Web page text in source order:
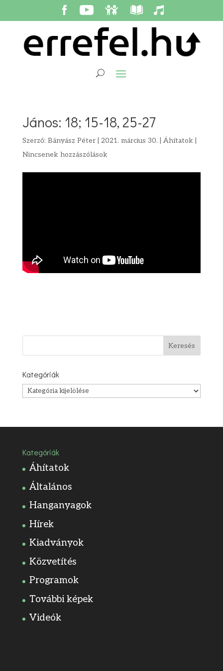
János: 18; 15-18, 25-27
Szerző: Bányász Péter| 2021. március 30. Áhítatok
Nincsenek hozzászólások
Kategóriák
Kategóriák
Kategóriák
Áhítatok
Általános
Hanganyagok
Hírek
Kiadványok
Közvetítés
Programok
További képek
Videók